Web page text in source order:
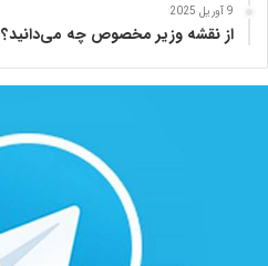
9 آوریل 2025
از نقشه وزیر مخصوص چه می‌دانید؟